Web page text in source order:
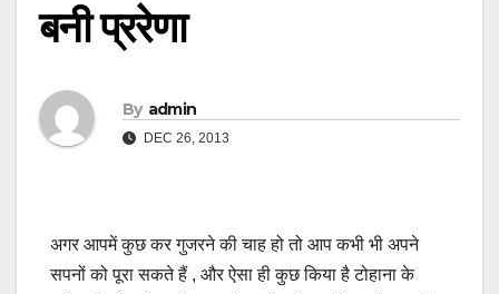
बनी प्ररेणा
By admin
DEC 26, 2013
अगर आपमें कुछ कर गुजरने की चाह हो तो आप कभी भी अपने
सपनों को पूरा सकते हैं , और ऐसा ही कुछ किया है टोहाना के